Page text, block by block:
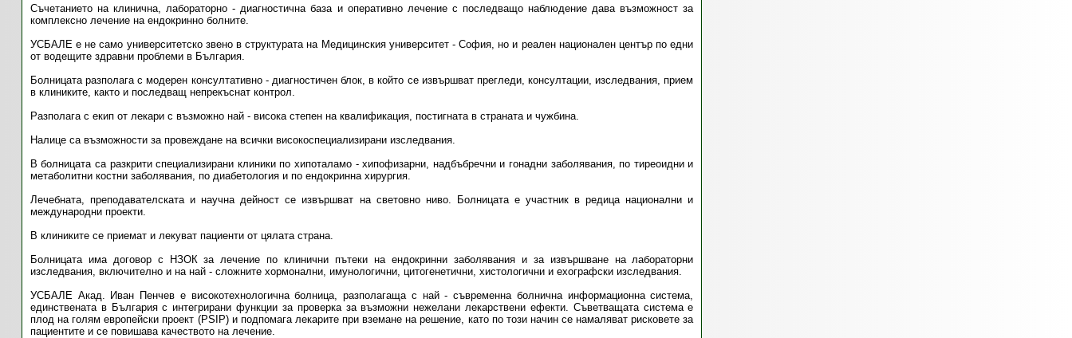
Съчетанието на клинична, лабораторно - диагностична база и оперативно лечение с последващо наблюдение дава възможност за
комплексно лечение на ендокринно болните.
УСБАЛЕ е не само университетско звено в структурата на Медицинския университет - София, но и реален национален център по едни
от водещите здравни проблеми в България.
Болницата разполага с модерен консултативно - диагностичен блок, в който се извършват прегледи, консултации, изследвания, прием
в клиниките, както и последващ непрекъснат контрол.
Разполага с екип от лекари с възможно най - висока степен на квалификация, постигната в страната и чужбина.
Налице са възможности за провеждане на всички високоспециализирани изследвания.
В болницата са разкрити специализирани клиники по хипоталамо - хипофизарни, надбъбречни и гонадни заболявания, по тиреоидни и
метаболитни костни заболявания, по диабетология и по ендокринна хирургия.
Лечебната, преподавателската и научна дейност се извършват на световно ниво. Болницата е участник в редица национални и
международни проекти.
В клиниките се приемат и лекуват пациенти от цялата страна.
Болницата има договор с НЗОК за лечение по клинични пътеки на ендокринни заболявания и за извършване на лабораторни
изследвания, включително и на най - сложните хормонални, имунологични, цитогенетични, хистологични и ехографски изследвания.
УСБАЛЕ Акад. Иван Пенчев е високотехнологична болница, разполагаща с най - съвременна болнична информационна система,
единствената в България с интегрирани функции за проверка за възможни нежелани лекарствени ефекти. Съветващата система е
плод на голям европейски проект (PSIP) и подпомага лекарите при вземане на решение, като по този начин се намаляват рисковете за
пациентите и се повишава качеството на лечение.